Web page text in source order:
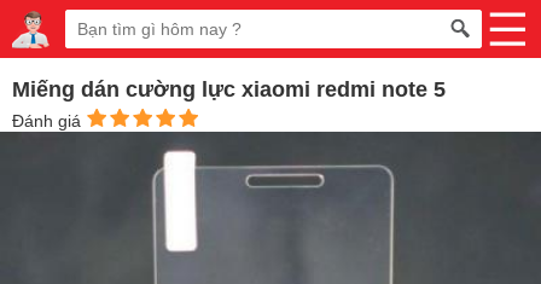
Miếng dán cường lực xiaomi redmi note 5
Đánh giá